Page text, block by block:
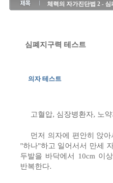
체력의 자가진단법 2 -
심폐지구력 테스트
의자 테스트
고혈압, 심장병환자, 노
먼저 의자에 편안히 앉
"하나"하고 일어서서 만세
두발을 바닥에서 10cm 이
반복한다.